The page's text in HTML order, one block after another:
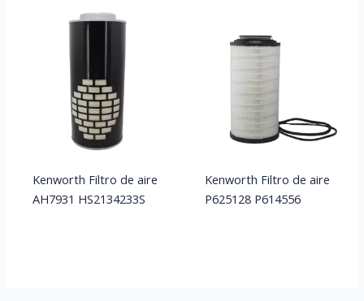
Kenworth Filtro de aire
AH7931 HS2134233S
Kenworth Filtro de aire
P625128 P614556